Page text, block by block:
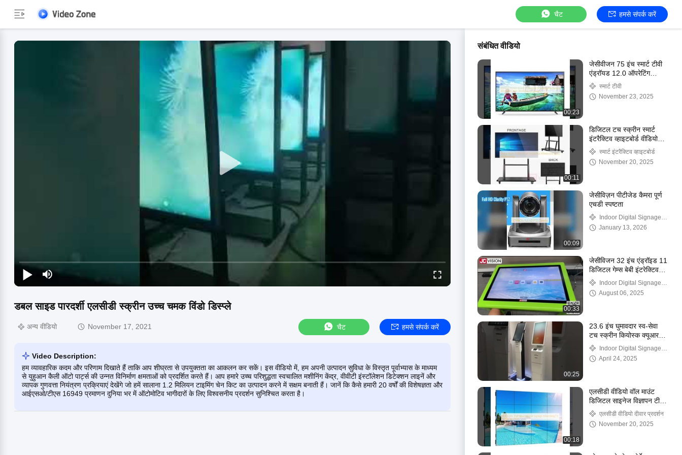
चैट हमसे संपर्क करें
डबल साइड पारदर्शी एलसीडी स्क्रीन उच्च चमक विंडो डिस्प्ले
अन्य वीडियो November 17, 2021 चैट हमसे संपर्क करें
Video Description:
हम व्यावहारिक कदम और परिणाम दिखाते हैं ताकि आप शीघ्रता से उपयुक्तता का आकलन कर सकें। इस वीडियो में, हम अपनी उत्पादन सुविधा के विस्तृत पूर्वाभ्यास के माध्यम
से युहुआन कैली ऑटो पार्ट्स की उन्नत विनिर्माण क्षमताओं को प्रदर्शित करते हैं। आप हमारे उच्च परिशुद्धता स्वचालित मशीनिंग केंद्र, वीवीटी इंस्टॉलेशन डिटेक्शन लाइनें और
व्यापक गुणवत्ता नियंत्रण प्रक्रियाएं देखेंगे जो हमें सालाना 1.2 मिलियन टाइमिंग चेन किट का उत्पादन करने में सक्षम बनाती हैं। जानें कि कैसे हमारी 20 वर्षों की विशेषज्ञता और
आईएसओ/टीएस 16949 प्रमाणन दुनिया भर में ऑटोमोटिव भागीदारों के लिए विश्वसनीय प्रदर्शन सुनिश्चित करता है।
संबंधित वीडियो
00:23
जेसीवीजन 75 इंच स्मार्ट टीवी
एंड्रॉयड 12.0 ऑपरेटिंग
सिस्टम 300 सीडी/एम2 56
डिस्प्ले भाषाओं के साथ
स्मार्ट टीवी
November 23, 2025
00:11
डिजिटल टच स्क्रीन स्मार्ट
इंटरैक्टिव व्हाइटबोर्ड वीडियो
कॉन्फ्रेंसिंग
स्मार्ट इंटरैक्टिव व्हाइटबोर्ड
November 20, 2025
00:09
जेसीविज़न पीटीजेड कैमरा पूर्ण
एचडी स्पष्टता
Indoor Digital Signage
Displays
January 13, 2026
00:33
जेसीविजन 32 इंच एंड्रॉइड 11
डिजिटल गेम्स बेबी इंटरेक्टिव
एजुकेशनल टच स्क्रीन टेबल
Indoor Digital Signage
Displays
August 06, 2025
00:25
23.6 इंच घुमावदार स्व-सेवा
टच स्क्रीन कियोस्क क्यूआर
कोड स्कैनर प्रिंटर
Indoor Digital Signage
Displays
April 24, 2025
00:18
एलसीडी वीडियो वॉल माउंट
डिजिटल साइनेज विज्ञापन टीवी
स्क्रीन मॉनिटर
एलसीडी वीडियो दीवार प्रदर्शन
November 20, 2025